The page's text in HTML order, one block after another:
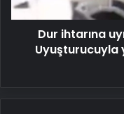
şahıs
hastaneye
yatırılacakDur ihtarına
Uyuşturucuyla